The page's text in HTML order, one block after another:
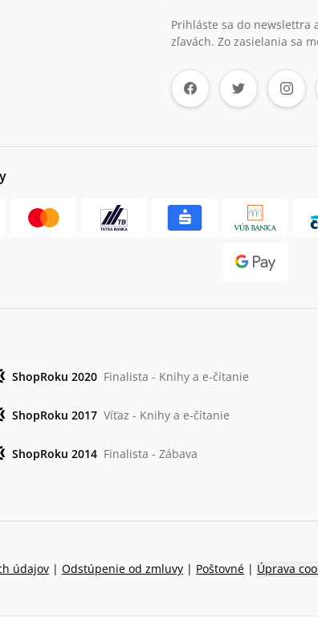
Prihláste sa do newslettra
zľavách. Zo zasielania sa
ShopRoku 2020 Finalista - Knihy a e-čítanie
ShopRoku 2017 Víťaz - Knihy a e-čítanie
ShopRoku 2014 Finalista - Zábava
údajov | Odstúpenie od zmluvy | Poštovné | Úprava